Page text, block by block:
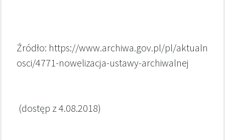
Źródło: https://www.archiwa.gov.pl/pl/aktualn
osci/4771-nowelizacja-ustawy-archiwalnej
(dostęp z 4.08.2018)